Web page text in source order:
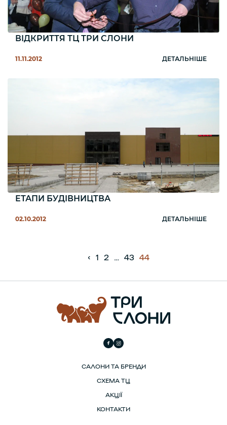
ВІДКРИТТЯ ТЦ ТРИ СЛОНИ
11.11.2012 ДЕТАЛЬНІШЕ
ЕТАПИ БУДІВНИЦТВА
02.10.2012 ДЕТАЛЬНІШЕ
‹ 1 2 … 43 44
САЛОНИ ТА БРЕНДИ
СХЕМА ТЦ
АКЦІЇ
КОНТАКТИ